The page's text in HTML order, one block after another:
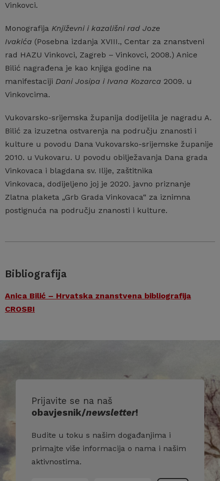
Vinkovci.
Monografija Književni i kazališni rad Joze
Ivakića (Posebna izdanja XVIII., Centar za znanstveni
rad HAZU Vinkovci, Zagreb – Vinkovci, 2008.) Anice
Bilić nagrađena je kao knjiga godine na
manifestaciji Dani Josipa i Ivana Kozarca 2009. u
Vinkovcima.
Vukovarsko-srijemska županija dodijelila je nagradu A.
Bilić za izuzetna ostvarenja na području znanosti i
kulture u povodu Dana Vukovarsko-srijemske županije
2010. u Vukovaru. U povodu obilježavanja Dana grada
Vinkovaca i blagdana sv. Ilije, zaštitnika
Vinkovaca, dodijeljeno joj je 2020. javno priznanje
Zlatna plaketa „Grb Grada Vinkovaca“ za iznimna
postignuća na području znanosti i kulture.
Bibliografija
Anica Bilić – Hrvatska znanstvena bibliografija
CROSBI
Prijavite se na naš
obavjesnik/newsletter!
Budite u toku s našim događanjima i
primajte više informacija o nama i našim
aktivnostima.